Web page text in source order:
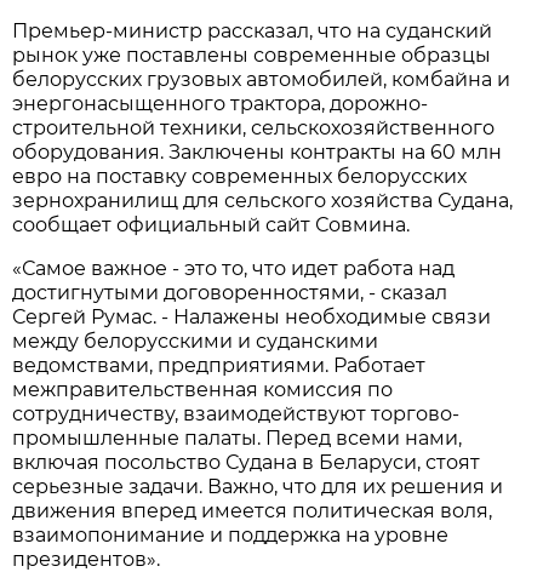
Премьер-министр рассказал, что на суданский
рынок уже поставлены современные образцы
белорусских грузовых автомобилей, комбайна и
энергонасыщенного трактора, дорожно-
строительной техники, сельскохозяйственного
оборудования. Заключены контракты на 60 млн
евро на поставку современных белорусских
зернохранилищ для сельского хозяйства Судана,
сообщает официальный сайт Совмина.
«Самое важное - это то, что идет работа над
достигнутыми договоренностями, - сказал
Сергей Румас. - Налажены необходимые связи
между белорусскими и суданскими
ведомствами, предприятиями. Работает
межправительственная комиссия по
сотрудничеству, взаимодействуют торгово-
промышленные палаты. Перед всеми нами,
включая посольство Судана в Беларуси, стоят
серьезные задачи. Важно, что для их решения и
движения вперед имеется политическая воля,
взаимопонимание и поддержка на уровне
президентов».